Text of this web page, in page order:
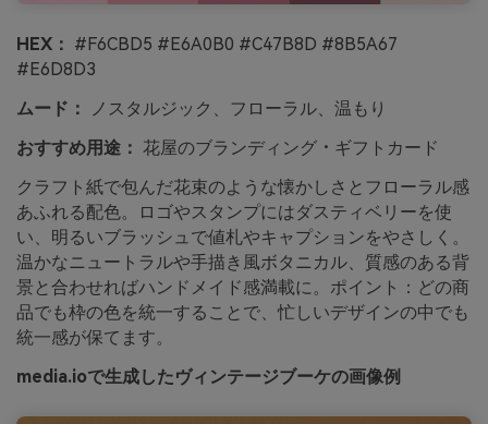
HEX： #F6CBD5 #E6A0B0 #C47B8D #8B5A67
#E6D8D3
ムード：
ノスタルジック、フローラル、温もり
おすすめ用途： 花屋のブランディング・ギフトカード
クラフト紙で包んだ花束のような懐かしさとフローラル感
あふれる配色。ロゴやスタンプにはダスティベリーを使
い、明るいブラッシュで値札やキャプションをやさしく。
温かなニュートラルや手描き風ボタニカル、質感のある背
景と合わせればハンドメイド感満載に。ポイント：どの商
品でも枠の色を統一することで、忙しいデザインの中でも
統一感が保てます。
media.ioで生成したヴィンテージブーケの画像例